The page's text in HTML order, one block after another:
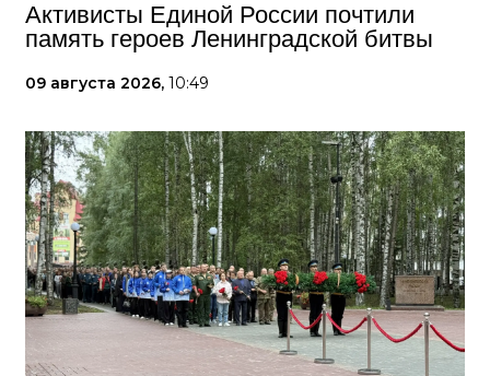
Активисты Единой России почтили
память героев Ленинградской битвы
09 августа 2026, 10:49